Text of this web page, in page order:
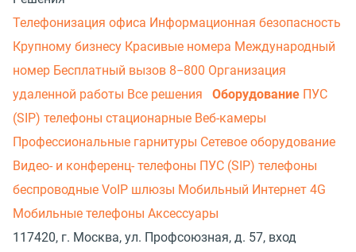
Телефонизация офиса Информационная безопасность
Крупному бизнесу Красивые номера Международный
номер Бесплатный вызов 8−800 Организация
удаленной работы Все решения Оборудование ПУС
(SIP) телефоны стационарные Веб-камеры
Профессиональные гарнитуры Сетевое оборудование
Видео- и конференц- телефоны ПУС (SIP) телефоны
беспроводные VoIP шлюзы Мобильный Интернет 4G
Мобильные телефоны Аксессуары
117420, г. Москва, ул. Профсоюзная, д. 57, вход